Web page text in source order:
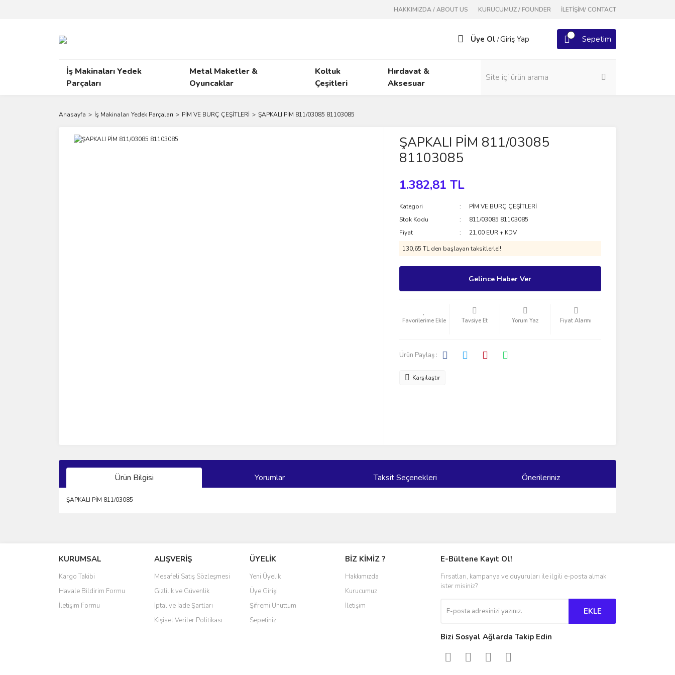
HAKKIMIZDA / ABOUT US KURUCUMUZ / FOUNDER İLETİŞİM/ CONTACT
Üye Ol /Giriş Yap Sepetim
İş Makinaları Yedek
Parçaları
Metal Maketler &
Oyuncaklar
Koltuk
Çeşitleri
Hırdavat &
Aksesuar
Anasayfa İş Makinaları Yedek Parçaları PİM VE BURÇ ÇEŞİTLERİ ŞAPKALI PİM 811/03085 81103085
ŞAPKALI PİM 811/03085
81103085
1.382,81 TL
Kategori
PİM VE BURÇ ÇEŞİTLERİ
Stok Kodu
811/03085 81103085
Fiyat
21,00 EUR + KDV
130,65 TL den başlayan taksitlerle!!
Gelince Haber Ver
Tavsiye Et Yorum Yaz Fiyat Alarmı
Ürün Paylaş :
Karşılaştır
Ürün Bilgisi Yorumlar Taksit Seçenekleri Önerileriniz
ŞAPKALI PİM 811/03085
Ürün resmi kalitesiz, bozuk veya görüntülenemiyor.
Ürün açıklamasında eksik bilgiler bulunuyor.
Ürün bilgilerinde hatalar bulunuyor.
Ürün fiyatı diğer sitelerden daha pahalı.
Bu ürüne benzer farklı alternatifler olmalı.
KURUMSAL
Kargo Takibi
Havale Bildirim Formu
İletişim Formu
ALIŞVERİŞ
Mesafeli Satış Sözleşmesi
Gizlilik ve Güvenlik
İptal ve İade Şartları
Kişisel Veriler Politikası
ÜYELİK
Yeni Üyelik
Üye Girişi
Şifremi Unuttum
Sepetiniz
BİZ KİMİZ ?
Hakkımızda
Kurucumuz
İletişim
E-Bültene Kayıt Ol!
Fırsatları, kampanya ve duyuruları ile ilgili e-posta almak
ister misiniz?
EKLE
Bizi Sosyal Ağlarda Takip Edin